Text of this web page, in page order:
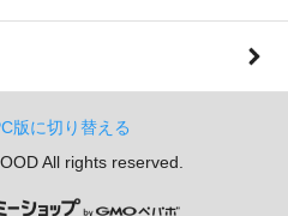
版に切り替える
All rights reserved.